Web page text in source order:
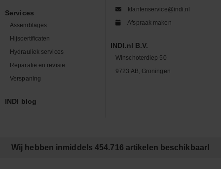
Services
Assemblages
Hijscertificaten
Hydrauliek services
Reparatie en revisie
Verspaning
INDI blog
klantenservice@indi.nl
Afspraak maken
INDI.nl B.V.
Winschoterdiep 50
9723 AB, Groningen
Wij hebben inmiddels 454.716 artikelen beschikbaar!